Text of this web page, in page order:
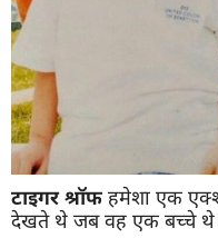
टाइगर श्रॉफ हमेशा एक
देखते थे जब वह एक बच्चे